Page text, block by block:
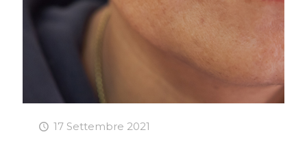
17 Settembre 2021